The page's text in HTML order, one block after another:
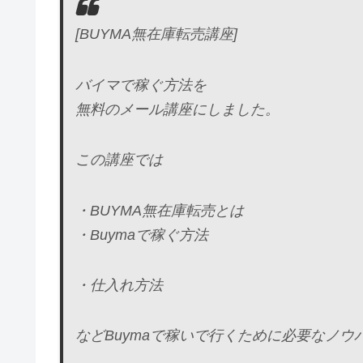
[BUYMA無在庫転売講座]
バイマで稼ぐ方法を
無料のメール講座にしました。
この講座では
・BUYMA無在庫転売とは
・Buymaで稼ぐ方法
・仕入れ方法
などBuymaで稼いで行くために必要なノウ